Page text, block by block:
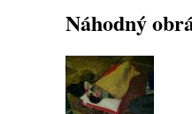
Náhodný